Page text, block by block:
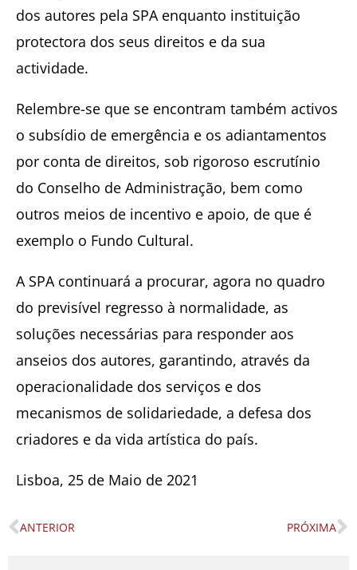
dos autores pela SPA enquanto instituição
protectora dos seus direitos e da sua
actividade.
Relembre-se que se encontram também activos
o subsídio de emergência e os adiantamentos
por conta de direitos, sob rigoroso escrutínio
do Conselho de Administração, bem como
outros meios de incentivo e apoio, de que é
exemplo o Fundo Cultural.
A SPA continuará a procurar, agora no quadro
do previsível regresso à normalidade, as
soluções necessárias para responder aos
anseios dos autores, garantindo, através da
operacionalidade dos serviços e dos
mecanismos de solidariedade, a defesa dos
criadores e da vida artística do país.
Lisboa, 25 de Maio de 2021
Prev
ANTERIOR PRÓXIMA